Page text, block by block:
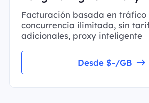
Facturación basada en tráfico
concurrencia ilimitada, sin
adicionales, proxy inteligente
Desde $-/GB